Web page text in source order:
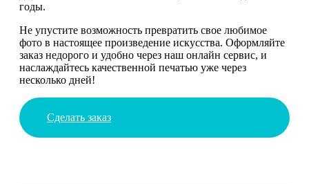
годы.
Не упустите возможность превратить свое любимое
фото в настоящее произведение искусства. Оформляйте
заказ недорого и удобно через наш онлайн сервис, и
наслаждайтесь качественной печатью уже через
несколько дней!
Сделать заказ